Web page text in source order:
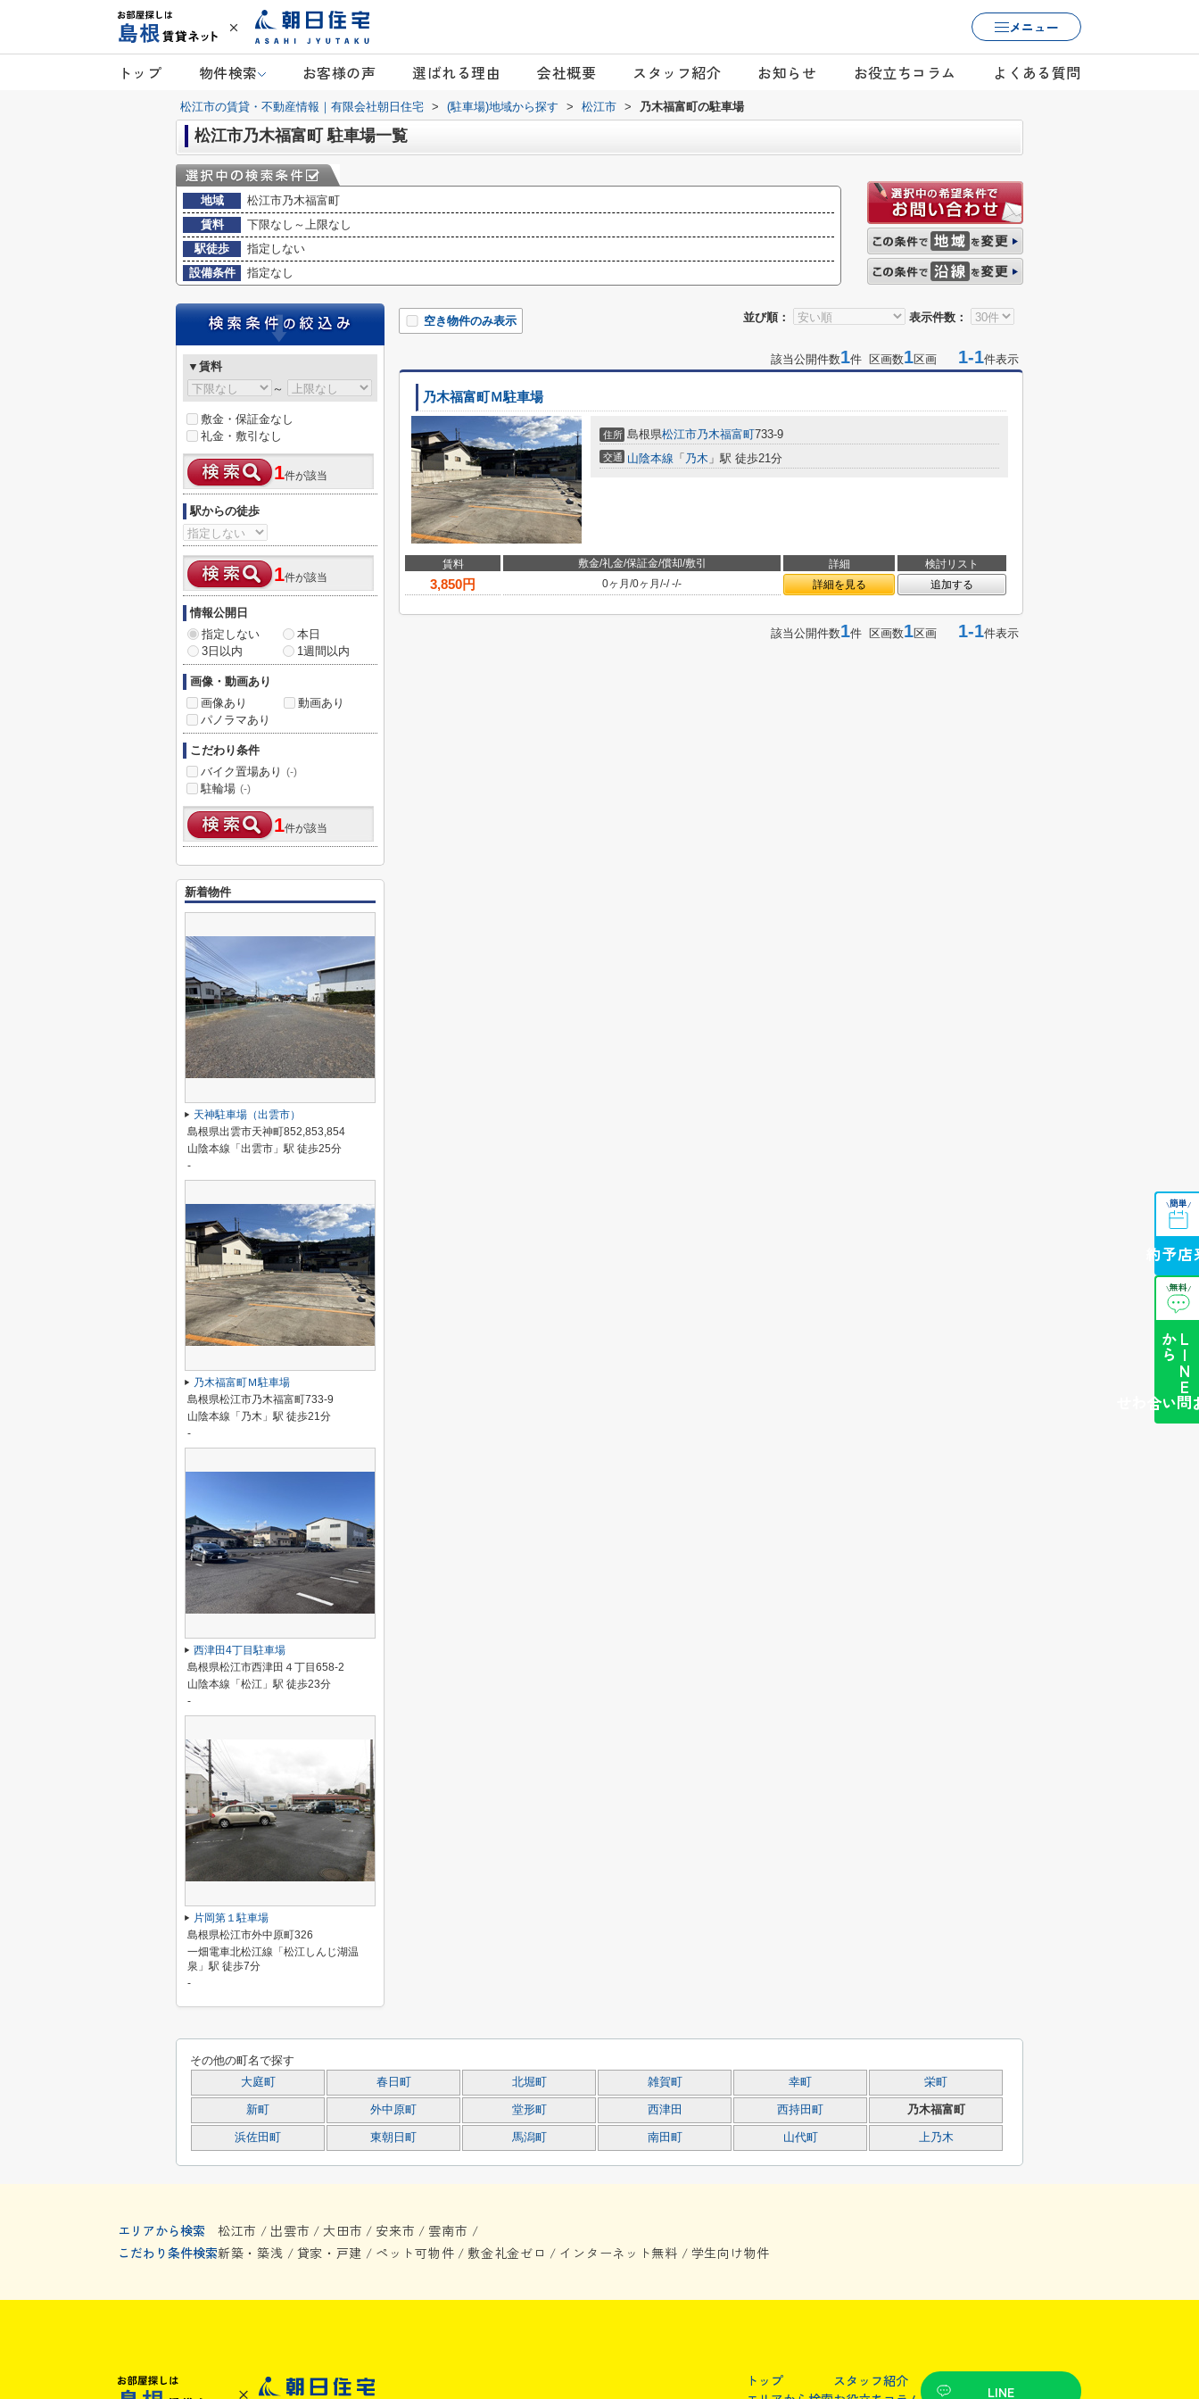
メニュー
トップ 物件検索 お客様の声 選ばれる理由 会社概要 スタッフ紹介 お知らせ お役立ちコラム よくある質問
松江市の賃貸・不動産情報｜有限会社朝日住宅 > (駐車場)地域から探す > 松江市 > 乃木福富町の駐車場
松江市乃木福富町 駐車場一覧
地域
松江市乃木福富町
賃料
下限なし～上限なし
駅徒歩
指定しない
設備条件
指定なし
並び順： 表示件数：
空き物件のみ表示
該当公開件数1件 区画数1区画 1-1件表示
乃木福富町Ｍ駐車場
住所 島根県松江市乃木福富町733-9
交通 山陰本線 「 乃木 」駅 徒歩21分
賃料 敷金/礼金/保証金/償却/敷引 詳細 検討リスト
3,850円 0ヶ月 /0ヶ月 /-/-/- 詳細を見る 追加する
該当公開件数1件 区画数1区画 1-1件表示
▼賃料
～
敷金・保証金なし
礼金・敷引なし
1件が該当
駅からの徒歩
1件が該当
情報公開日
指定しない
本日
3日以内
1週間以内
画像・動画あり
画像あり
動画あり
パノラマあり
こだわり条件
バイク置場あり
(-)
駐輪場 (-)
1件が該当
新着物件
天神駐車場（出雲市）
島根県出雲市天神町852,853,854
山陰本線「出雲市」駅 徒歩25分
-
乃木福富町Ｍ駐車場
島根県松江市乃木福富町733-9
山陰本線「乃木」駅 徒歩21分
-
西津田4丁目駐車場
島根県松江市西津田４丁目658-2
山陰本線「松江」駅 徒歩23分
-
片岡第１駐車場
島根県松江市外中原町326
一畑電車北松江線「松江しんじ湖温
泉」駅 徒歩7分
-
その他の町名で探す
大庭町 春日町 北堀町 雑賀町 幸町 栄町
新町 外中原町 堂形町 西津田 西持田町 乃木福富町
浜佐田町 東朝日町 馬潟町 南田町 山代町 上乃木
エリアから検索 松江市 / 出雲市 / 大田市 / 安来市 / 雲南市 /
こだわり条件検索新築・築浅 / 貸家・戸建 / ペット可物件 / 敷金礼金ゼロ / インターネット無料 / 学生向け物件
トップ
スタッフ紹介
LINE
\簡単/
来店予約
\無料/
L
I
N
E
か
ら